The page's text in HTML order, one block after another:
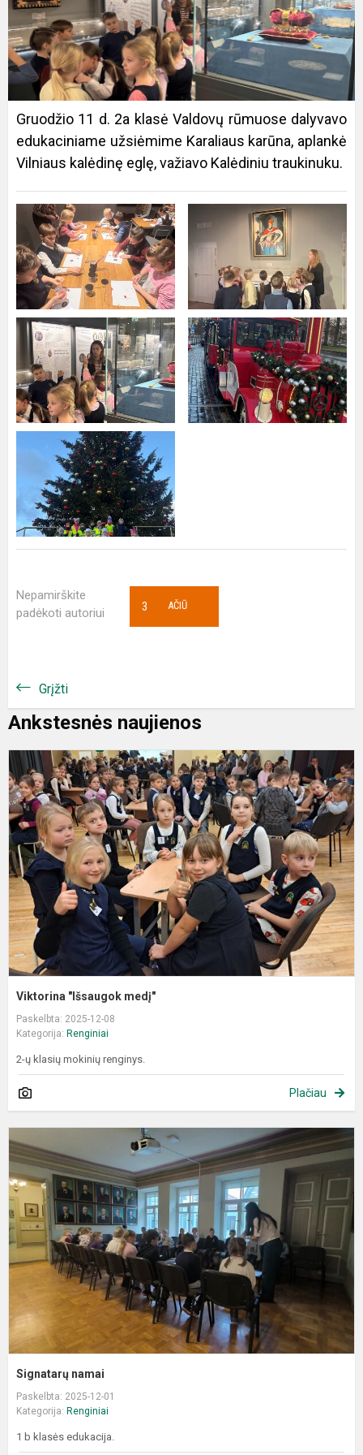
Gruodžio 11 d. 2a klasė Valdovų rūmuose dalyvavo
edukaciniame užsiėmime Karaliaus karūna, aplankė
Vilniaus kalėdinę eglę, važiavo Kalėdiniu traukinuku.
Nepamirškite
padėkoti autoriui
AČIŪ
3
Grįžti
Ankstesnės naujienos
Viktorina "Išsaugok medį"
Paskelbta: 2025-12-08
Kategorija: Renginiai
2-ų klasių mokinių renginys.
Plačiau
Signatarų namai
Paskelbta: 2025-12-01
Kategorija: Renginiai
1 b klasės edukacija.